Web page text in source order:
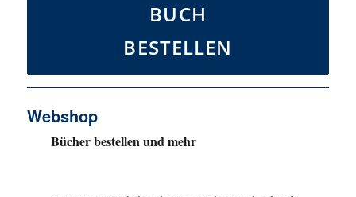
BUCH
BESTELLEN
Webshop
Bücher bestellen und mehr